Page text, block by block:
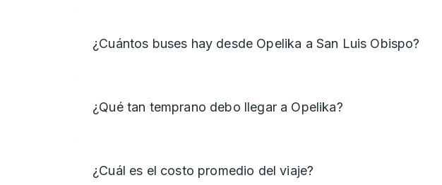
¿Cuántos buses hay desde Opelika a San Luis Obispo?
¿Qué tan temprano debo llegar a Opelika?
¿Cuál es el costo promedio del viaje?